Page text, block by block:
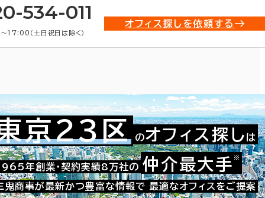
534-011
17:00（土日祝日は除く）
オフィス探しを依頼する
お問い合わせ番号：021-07434
京23区 のオフィス探し は
年創業・契約実績8万社の 仲介最大手 ※
鬼商事が最新かつ豊富な情報で 最適なオフィスをご提案